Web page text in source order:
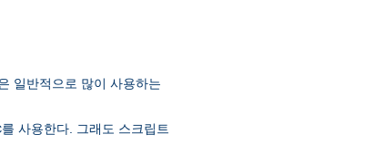
일반적으로 많이 사용하는
를 사용한다. 그래도 스크립트